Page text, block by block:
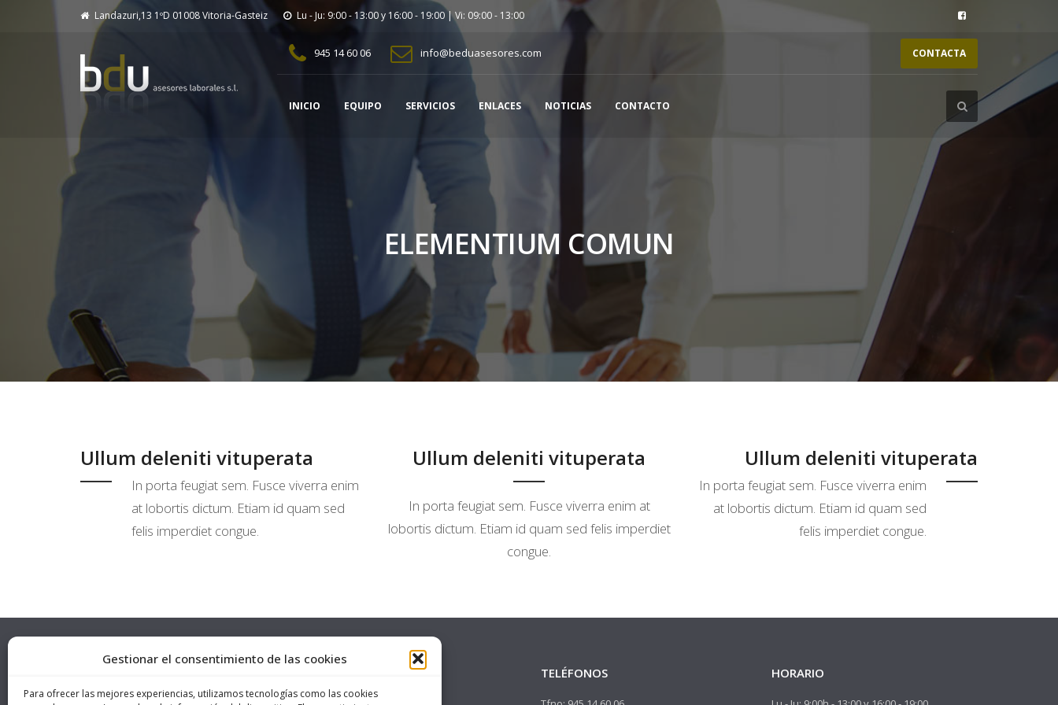
Gestionar el consentimiento de las cookies
Para ofrecer las mejores experiencias, utilizamos tecnologías como las cookies
Landazuri,13 1ºD 01008 Vitoria-Gasteiz Lu - Ju: 9:00 - 13:00 y 16:00 - 19:00 | Vi: 09:00 - 13:00
945 14 60 06 info@beduasesores.com CONTACTA
INICIO EQUIPO SERVICIOS ENLACES NOTICIAS CONTACTO
ELEMENTIUM COMUN
Ullum deleniti vituperata
In porta feugiat sem. Fusce viverra enim
at lobortis dictum. Etiam id quam sed
felis imperdiet congue.
Ullum deleniti vituperata
In porta feugiat sem. Fusce viverra enim at
lobortis dictum. Etiam id quam sed felis imperdiet
congue.
Ullum deleniti vituperata
In porta feugiat sem. Fusce viverra enim
at lobortis dictum. Etiam id quam sed
felis imperdiet congue.
TELÉFONOS HORARIO